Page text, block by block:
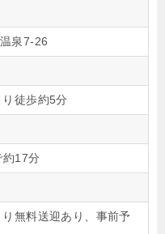
泉7-26
徒歩約5分
約17分
無料送迎あり、事前予